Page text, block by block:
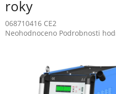
roky
068710416 CE2
Průměrné
Neohodnoceno Podrobnosti